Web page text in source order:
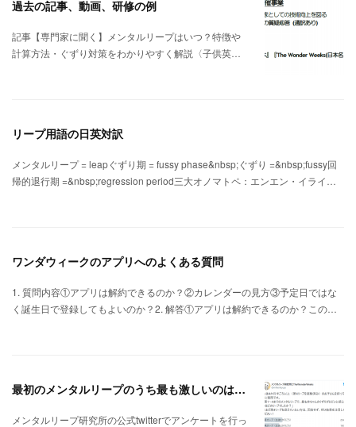
過去の記事、動画、研修の例
記事【専門家に聞く】メンタルリープはいつ？特徴や
計算方法・ぐずり対策をわかりやすく解説〈子供英…
リープ用語の日英対訳
メンタルリープ = leapぐずり期 = fussy phase&nbsp;ぐずり =&nbsp;fussy回
帰的退行期 =&nbsp;regression period三大オノマトペ：エンエン・イライ…
ワンダウィークのアプリへのよくある質問
1. 質問内容①アプリは解約できるのか？②カレンダーの見方③予定日ではな
く誕生日で登録してもよいのか？2. 解答①アプリは解約できるのか？この…
最初のメンタルリープのうち最も激しいのは3回目と4回目
メンタルリープ研究所の公式twitterでアンケートを行っ